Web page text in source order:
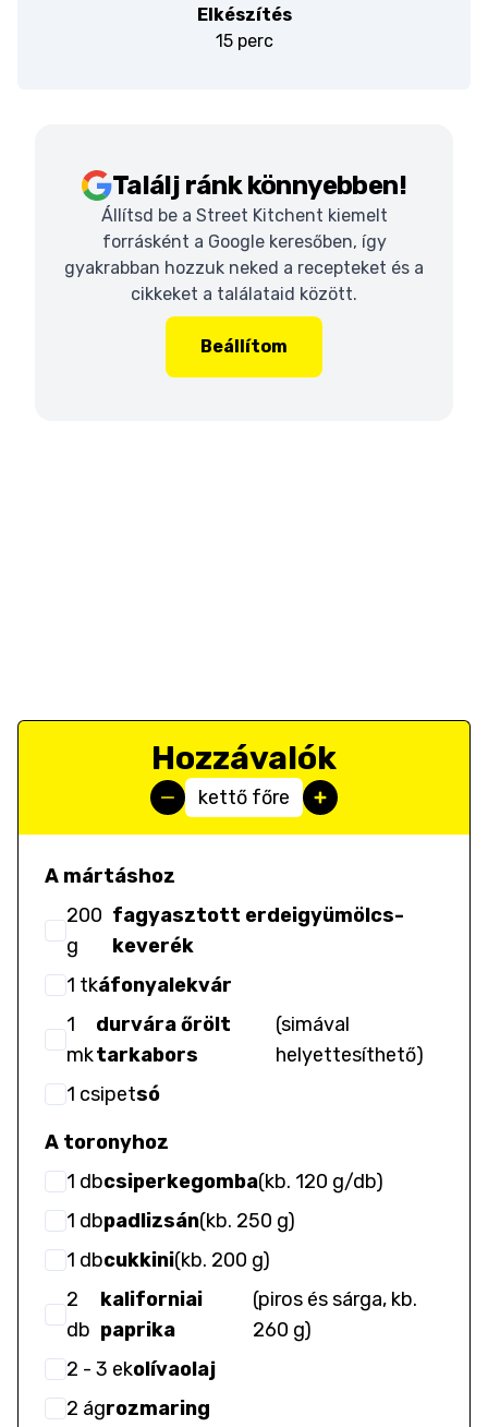
Elkészítés
15 perc
Találj ránk könnyebben!
Állítsd be a Street Kitchent kiemelt
forrásként a Google keresőben, így
gyakrabban hozzuk neked a recepteket és a
cikkeket a találataid között.
Beállítom
Hozzávalók
kettő főre
A mártáshoz
200
g
fagyasztott erdeigyümölcs-
keverék
1 tkáfonyalekvár
1
mk
durvára őrölt
tarkabors
(simával
helyettesíthető)
1 csipetsó
A toronyhoz
1 dbcsiperkegomba(kb. 120 g/db)
1 dbpadlizsán(kb. 250 g)
1 dbcukkini(kb. 200 g)
2
db
kaliforniai
paprika
(piros és sárga, kb.
260 g)
2 - 3 ekolívaolaj
2 ágrozmaring